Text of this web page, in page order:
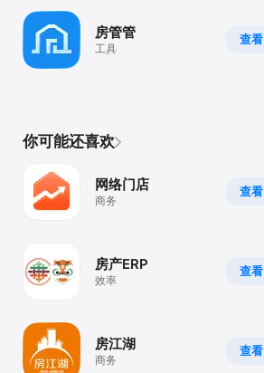
查看
房管管
工具
你可能还喜欢
查看
网络门店
商务
查看
房产ERP
效率
查看
房江湖
商务